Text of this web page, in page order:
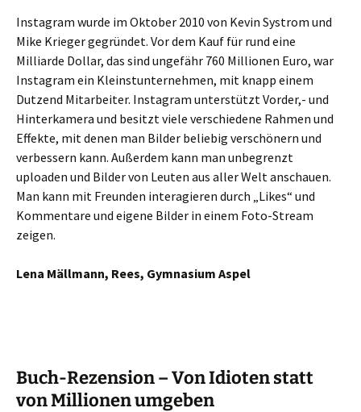
Instagram wurde im Oktober 2010 von Kevin Systrom und
Mike Krieger gegründet. Vor dem Kauf für rund eine
Milliarde Dollar, das sind ungefähr 760 Millionen Euro, war
Instagram ein Kleinstunternehmen, mit knapp einem
Dutzend Mitarbeiter. Instagram unterstützt Vorder,- und
Hinterkamera und besitzt viele verschiedene Rahmen und
Effekte, mit denen man Bilder beliebig verschönern und
verbessern kann. Außerdem kann man unbegrenzt
uploaden und Bilder von Leuten aus aller Welt anschauen.
Man kann mit Freunden interagieren durch „Likes“ und
Kommentare und eigene Bilder in einem Foto-Stream
zeigen.
Lena Mällmann, Rees, Gymnasium Aspel
Buch-Rezension – Von Idioten statt
von Millionen umgeben